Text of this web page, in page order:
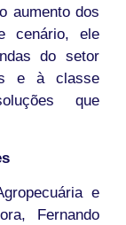
aumento dos
cenário, ele
do setor
e à classe
que
e
Fernando